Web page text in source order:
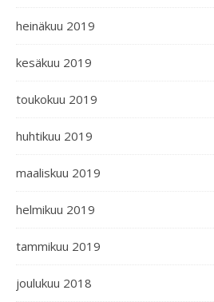
heinäkuu 2019
kesäkuu 2019
toukokuu 2019
huhtikuu 2019
maaliskuu 2019
helmikuu 2019
tammikuu 2019
joulukuu 2018